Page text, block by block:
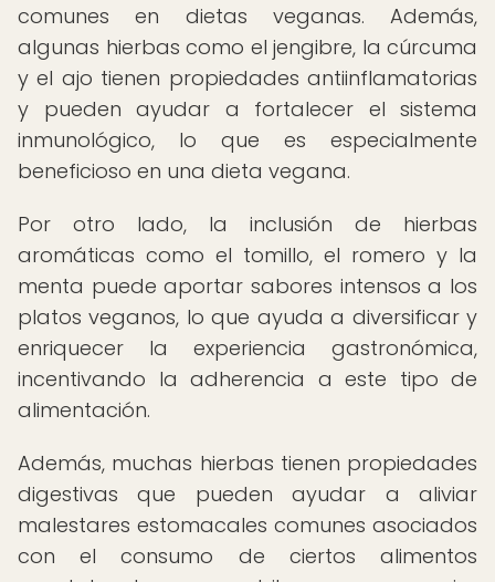
comunes en dietas veganas. Además,
algunas hierbas como el jengibre, la cúrcuma
y el ajo tienen propiedades antiinflamatorias
y pueden ayudar a fortalecer el sistema
inmunológico, lo que es especialmente
beneficioso en una dieta vegana.
Por otro lado, la inclusión de hierbas
aromáticas como el tomillo, el romero y la
menta puede aportar sabores intensos a los
platos veganos, lo que ayuda a diversificar y
enriquecer la experiencia gastronómica,
incentivando la adherencia a este tipo de
alimentación.
Además, muchas hierbas tienen propiedades
digestivas que pueden ayudar a aliviar
malestares estomacales comunes asociados
con el consumo de ciertos alimentos